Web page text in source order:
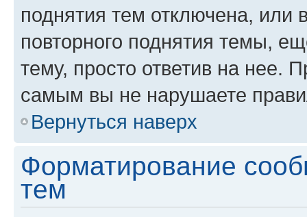
поднятия тем отключена, или
повторного поднятия темы,
тему, просто ответив на нее.
самым вы не нарушаете
Вернуться наверх
Форматирование
тем